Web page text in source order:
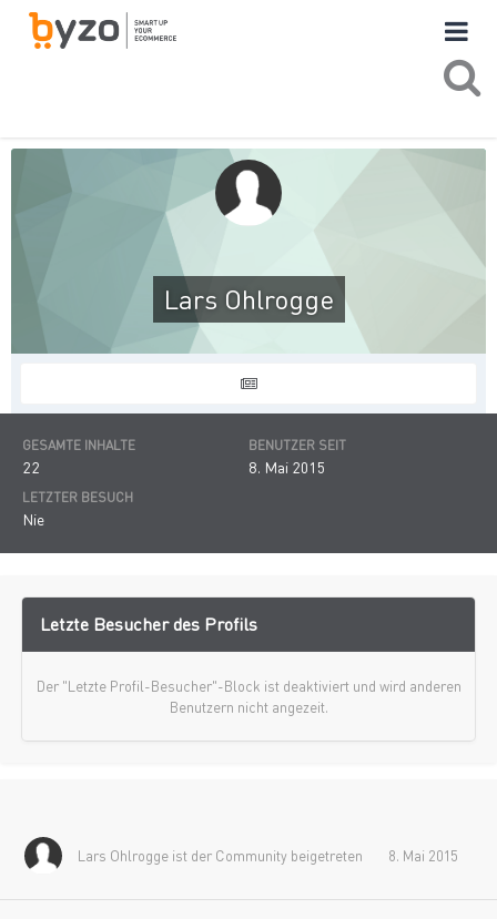
Lars Ohlrogge
GESAMTE INHALTE
22
BENUTZER SEIT
8. Mai 2015
LETZTER BESUCH
Nie
Letzte Besucher des Profils
Der "Letzte Profil-Besucher"-Block ist deaktiviert und wird anderen
Benutzern nicht angezeit.
Lars Ohlrogge ist der Community beigetreten 8. Mai 2015